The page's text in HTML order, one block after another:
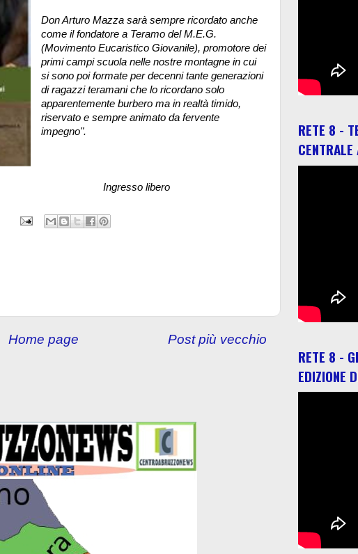
Don Arturo Mazza sarà sempre ricordato anche
come il fondatore a Teramo del M.E.G.
(Movimento Eucaristico Giovanile), promotore dei
primi campi scuola nelle nostre montagne in cui
si sono poi formate per decenni tante generazioni
di ragazzi teramani che lo ricordano solo
apparentemente burbero ma in realtà timido,
riservato e sempre animato da fervente
impegno".
libero
Post più vecchio
Home page
RETE 8 -
RETE 8 -
EDIZIONE